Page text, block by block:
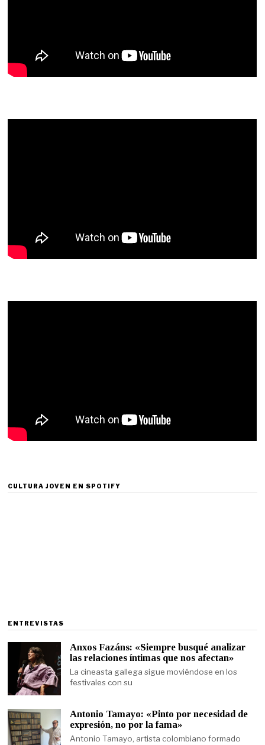
CULTURA JOVEN EN SPOTIFY
ENTREVISTAS
Anxos Fazáns: «Siempre busqué analizar
las relaciones íntimas que nos afectan»
La cineasta gallega sigue moviéndose en los
festivales con su
Antonio Tamayo: «Pinto por necesidad de
expresión, no por la fama»
Antonio Tamayo, artista colombiano formado